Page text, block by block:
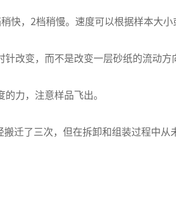
，2档稍慢。速度可以根据样本大小
变，而不是改变一层砂纸的流动方
力，注意样品飞出。
了三次，但在拆卸和组装过程中从